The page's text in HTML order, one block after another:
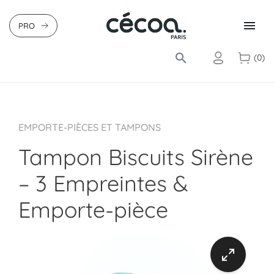

PRO
search (0)
EMPORTE-PIÈCES ET TAMPONS
Tampon Biscuits Sirène
– 3 Empreintes &
Emporte-pièce